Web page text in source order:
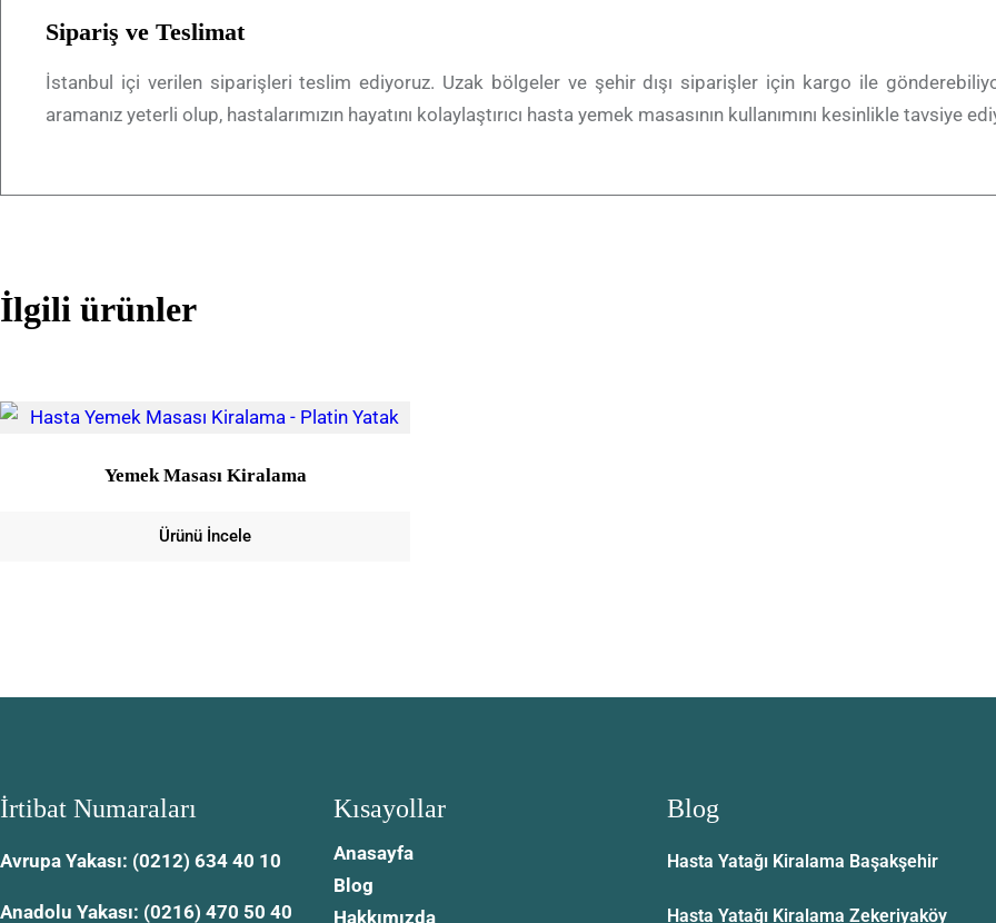
Sipariş ve Teslimat
İstanbul içi verilen siparişleri teslim ediyoruz. Uzak bölgeler ve şehir dışı siparişler için kargo ile
aramanız yeterli olup, hastalarımızın hayatını kolaylaştırıcı hasta yemek masasının kullanımını kesinlikle tavsiye
İlgili ürünler
Yemek Masası Kiralama
Ürünü İncele
İrtibat Numaraları
Avrupa Yakası: (0212) 634 40 10
Anadolu Yakası: (0216) 470 50 40
Kısayollar
Anasayfa
Blog
Hakkımızda
Blog
Hasta Yatağı Kiralama Başakşehir
Hasta Yatağı Kiralama Zekeriyaköy